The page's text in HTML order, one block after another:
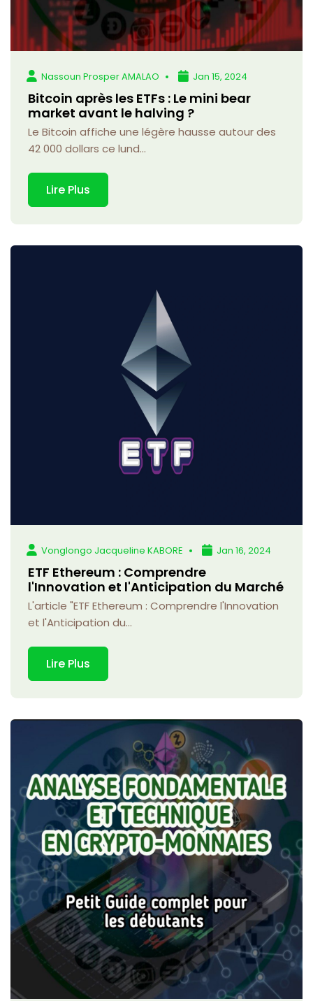
Nassoun Prosper AMALAO Jan 15, 2024
Bitcoin après les ETFs : Le mini bear
market avant le halving ?
Le Bitcoin affiche une légère hausse autour des
42 000 dollars ce lund...
Lire Plus
Vonglongo Jacqueline KABORE Jan 16, 2024
ETF Ethereum : Comprendre
l'Innovation et l'Anticipation du Marché
L'article "ETF Ethereum : Comprendre l'Innovation
et l'Anticipation du...
Lire Plus